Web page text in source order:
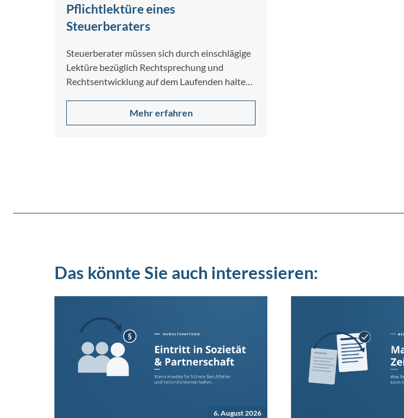
Pflichtlektüre eines
Steuerberaters
Steuerberater müssen sich durch einschlägige
Lektüre bezüglich Rechtsprechung und
Rechtsentwicklung auf dem Laufenden halten.
Mehr erfahren
Das könnte Sie auch interessieren:
6. August 2026